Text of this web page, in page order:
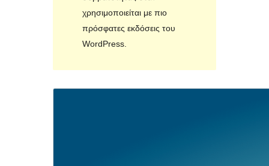
χρησιμοποιείται με πιο
πρόσφατες εκδόσεις του
WordPress.